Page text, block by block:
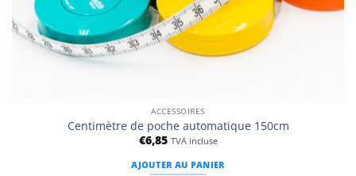
ACCESSOIRES
Centimètre de poche automatique 150cm
€6,85 TVA incluse
AJOUTER AU PANIER